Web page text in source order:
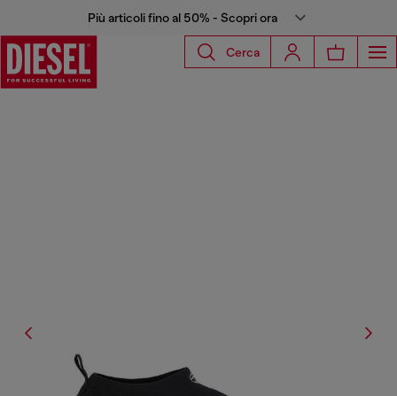
Più articoli fino al 50% - Scopri ora
Cerca